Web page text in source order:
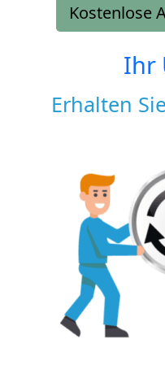
Kostenlose
Ihr
Erhalten